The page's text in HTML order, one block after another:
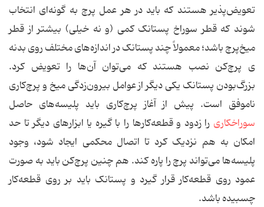
تعویض‌پذیر هستند که باید در هر عمل پرچ به گونه‌ای انتخاب
شوند که قطر سوراخ پستانک کمی (و نه خیلی) بیشتر از قطر
میخ‌پرچ باشد؛ معمولاً چند پستانک در اندازه‌های مختلف روی بدنه
ی پرچ‌کن نصب هستند که می‌توان آن‌ها را تعویض کرد.
بزرگ‌بودن پستانک یکی دیگر از عوامل بیرون‌زدگی میخ و پرچ‌کاری
ناموفق است. پیش از آغاز پرچ‌کاری باید پلیسه‌های حاصل
سوراخکاری را زدود و قطعه‌کارها را با گیره یا ابزارهای دیگر تا حد
امکان به هم نزدیک کرد تا اتصال محکمی ایجاد شود، وجود
پلیسه‌ها می‌تواند پرچ را پاره کند. هم چنین پرچ‌کن باید به صورت
عمود روی قطعه‌کار قرار گیرد و پستانک باید بر روی قطعه‌کار
چسبیده باشد.